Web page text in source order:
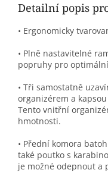
Detailní popis
• Ergonomicky
• Plně nastavitelné
popruhy pro
• Tři samostatně
organizérem a
Tento vnitřní
hmotnosti.
• Přední komora
také poutko s
je možné odepnout a